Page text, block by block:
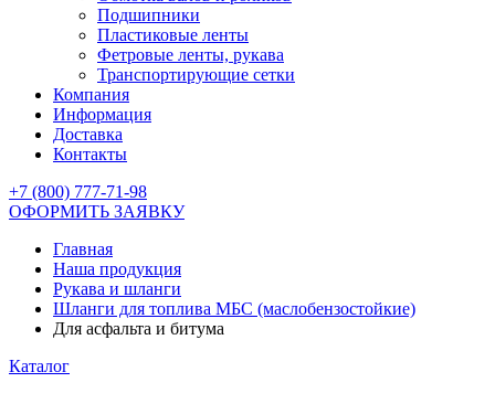
Подшипники
Пластиковые ленты
Фетровые ленты, рукава
Транспортирующие сетки
Компания
Информация
Доставка
Контакты
+7 (800) 777-71-98
ОФОРМИТЬ ЗАЯВКУ
Главная
Наша продукция
Рукава и шланги
Шланги для топлива МБС (маслобензостойкие)
Для асфальта и битума
Каталог